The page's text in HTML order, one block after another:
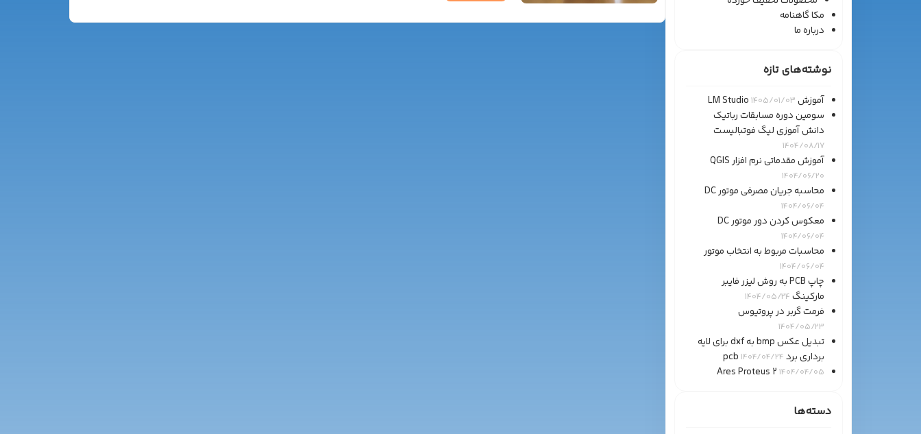
مکا گاهنامه
درباره ما
نوشته‌های تازه
آموزش LM Studio 1405/01/03
سومین دوره مسابقات رباتیک
دانش آموزی لیگ فوتبالیست
1404/08/17
آموزش مقدماتی نرم افزار QGIS
1404/06/20
محاسبه جریان مصرفی موتور DC
1404/06/04
معکوس کردن دور موتور DC
1404/06/04
محاسبات مربوط به انتخاب موتور
1404/06/04
چاپ PCB به روش لیزر فایبر
مارکینگ 1404/05/24
فرمت گربر در پروتیوس
1404/05/23
تبدیل عکس bmp به dxf برای لایه
برداری برد pcb 1404/04/24
Ares Proteus 2 1404/04/05
دسته‌ها